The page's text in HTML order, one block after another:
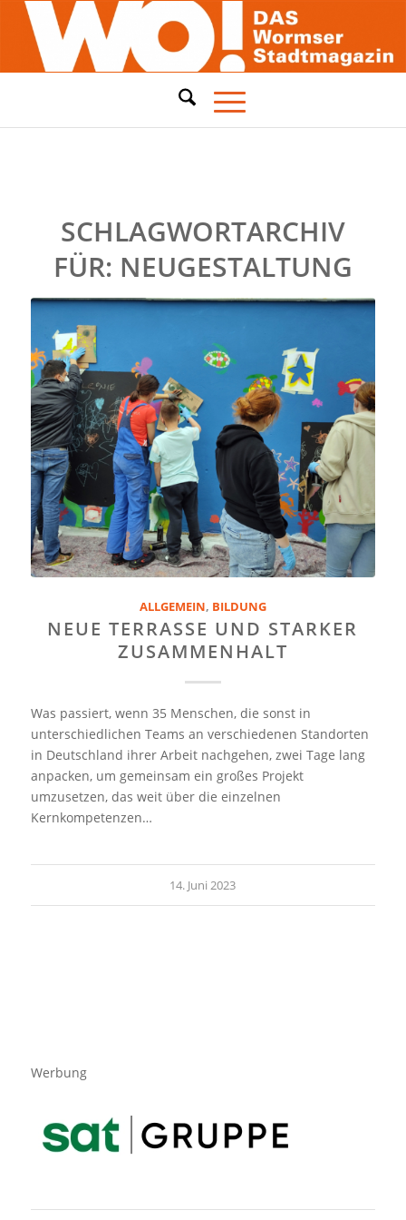
SCHLAGWORTARCHIV
FÜR: NEUGESTALTUNG
ALLGEMEIN, BILDUNG
NEUE TERRASSE UND STARKER
ZUSAMMENHALT
Was passiert, wenn 35 Menschen, die sonst in
unterschiedlichen Teams an verschiedenen Standorten
in Deutschland ihrer Arbeit nachgehen, zwei Tage lang
anpacken, um gemeinsam ein großes Projekt
umzusetzen, das weit über die einzelnen
Kernkompetenzen…
14. Juni 2023
Werbung